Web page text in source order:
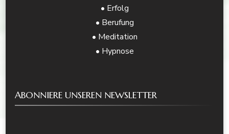
• Erfolg
• Berufung
• Meditation
• Hypnose
ABONNIERE UNSEREN NEWSLETTER